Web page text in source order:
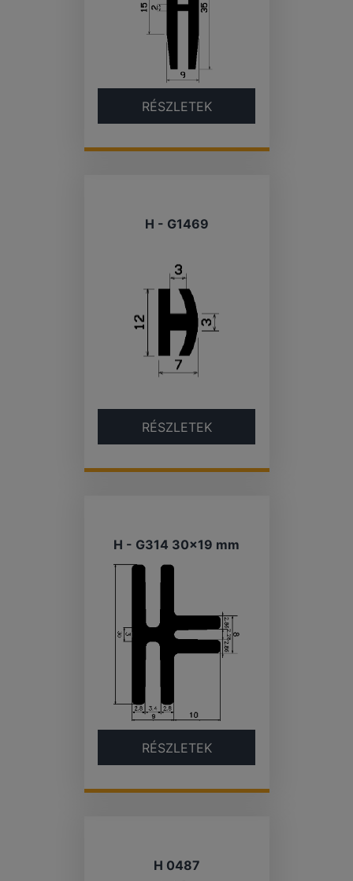
RÉSZLETEK
H - G1469
RÉSZLETEK
H - G314 30×19 mm
RÉSZLETEK
H 0487